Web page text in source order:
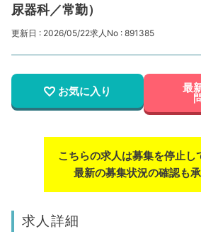
尿器科／常勤）
更新日 : 2026/05/22求人No : 891385
お気に入り 最
こちらの求人は募集を停止し
最新の募集状況の確認も承
求人詳細